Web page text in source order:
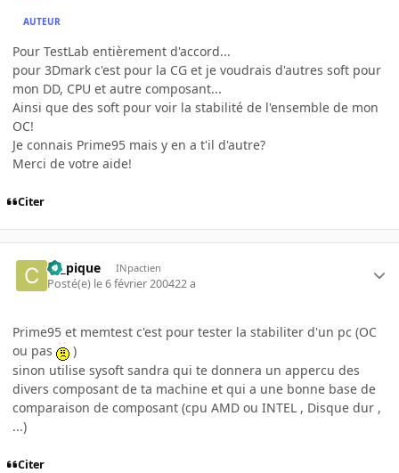
AUTEUR
Pour TestLab entièrement d'accord...
pour 3Dmark c'est pour la CG et je voudrais d'autres soft pour
mon DD, CPU et autre composant...
Ainsi que des soft pour voir la stabilité de l'ensemble de mon
OC!
Je connais Prime95 mais y en a t'il d'autre?
Merci de votre aide!
Citer
ca_pique INpactien
Posté(e) le 6 février 200422 a
Prime95 et memtest c'est pour tester la stabiliter d'un pc (OC
ou pas
)
sinon utilise sysoft sandra qui te donnera un appercu des
divers composant de ta machine et qui a une bonne base de
comparaison de composant (cpu AMD ou INTEL , Disque dur ,
...)
Citer